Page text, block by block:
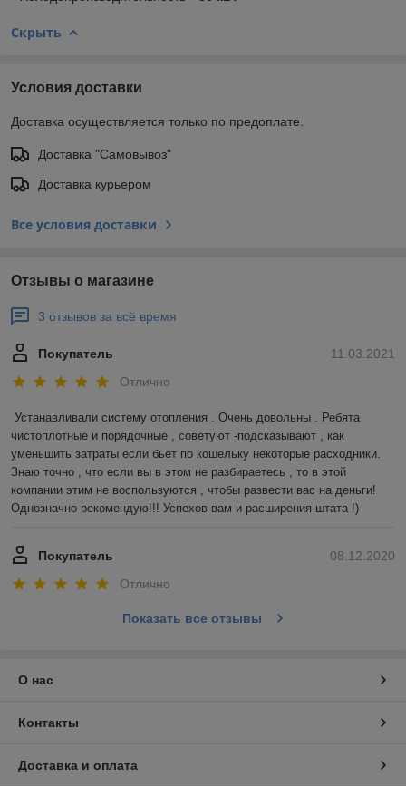
Скрыть
Условия доставки
Доставка осуществляется только по предоплате.
Доставка "Самовывоз"
Доставка курьером
Все условия доставки
Отзывы о магазине
3 отзывов за всё время
11.03.2021
Покупатель
Отлично
Устанавливали систему отопления . Очень довольны . Ребята
чистоплотные и порядочные , советуют -подсказывают , как
уменьшить затраты если бьет по кошельку некоторые расходники.
Знаю точно , что если вы в этом не разбираетесь , то в этой
компании этим не воспользуются , чтобы развести вас на деньги!
Однозначно рекомендую!!! Успехов вам и расширения штата !)
08.12.2020
Покупатель
Отлично
Показать все отзывы
О нас
Контакты
Доставка и оплата